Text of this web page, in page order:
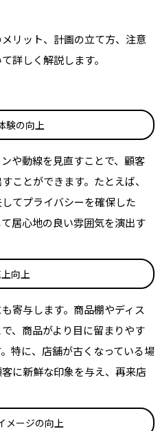
リット、計画の立て方、注意
詳しく解説します。
験の向上
や動線を見直すことで、顧客
ことができます。たとえば、
てプライバシーを確保した
居心地の良い雰囲気を演出す
向上
寄与します。商品棚やディス
、商品がより目に留まりやす
特に、店舗が古くなっている場
に新鮮な印象を与え、再来店
メージの向上